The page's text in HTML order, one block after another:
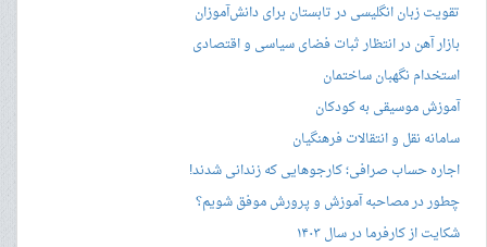
تقویت زبان انگلیسی در تابستان برای دانش‌آموزان
بازار آهن در انتظار ثبات فضای سیاسی و اقتصادی
استخدام نگهبان ساختمان
آموزش موسیقی به کودکان
سامانه نقل و انتقالات فرهنگیان
اجاره حساب صرافی؛ کارجوهایی که زندانی شدند!
چطور در مصاحبه‌ آموزش و پرورش موفق شویم؟
شکایت از کارفرما در سال ۱۴۰۳